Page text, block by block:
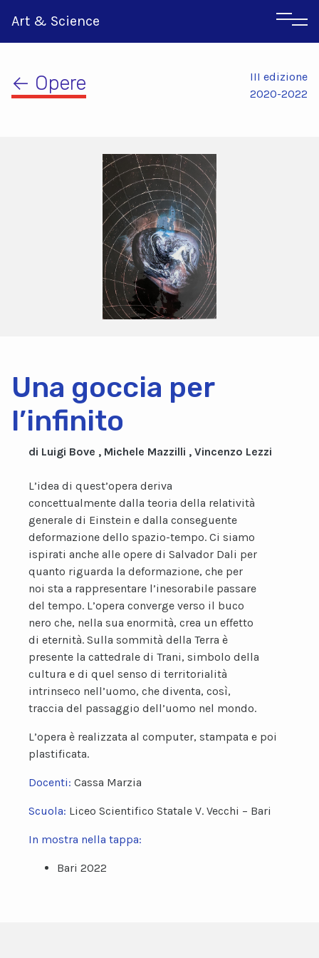
Art & Science
Inglese
Greco
← Opere
III edizione
2020-2022
Una goccia per
l’infinito
di Luigi Bove , Michele Mazzilli , Vincenzo Lezzi
L’idea di quest’opera deriva
concettualmente dalla teoria della relatività
generale di Einstein e dalla conseguente
deformazione dello spazio-tempo. Ci siamo
ispirati anche alle opere di Salvador Dali per
quanto riguarda la deformazione, che per
noi sta a rappresentare l’inesorabile passare
del tempo. L’opera converge verso il buco
nero che, nella sua enormità, crea un effetto
di eternità. Sulla sommità della Terra è
presente la cattedrale di Trani, simbolo della
cultura e di quel senso di territorialità
intrinseco nell’uomo, che diventa, così,
traccia del passaggio dell’uomo nel mondo.
L’opera è realizzata al computer, stampata e poi
plastificata.
Docenti: Cassa Marzia
Scuola: Liceo Scientifico Statale V. Vecchi – Bari
In mostra nella tappa:
Bari 2022